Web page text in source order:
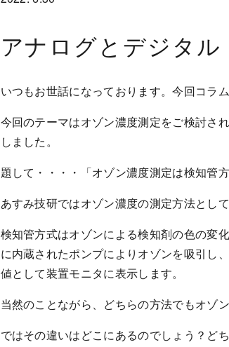
アナログとデジタル
いつもお世話になっております。今回コラ
今回のテーマはオゾン濃度測定をご検討さ
しました。
題して・・・・「オゾン濃度測定は検知管
あすみ技研ではオゾン濃度の測定方法とし
検知管方式はオゾンによる検知剤の色の変
に内蔵されたポンプによりオゾンを吸引し
値として装置モニタに表示します。
当然のことながら、どちらの方法でもオゾ
ではその違いはどこにあるのでしょう？ど